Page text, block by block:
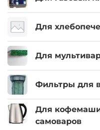
Для
Для
Фильтры для
Для
самоваров